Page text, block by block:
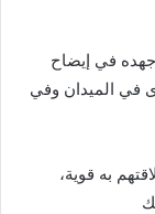
جهده في إيضاح
في الميدان وفي
به قوية،